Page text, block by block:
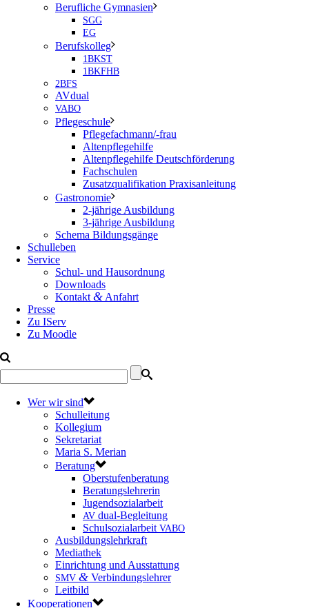
Berufliche Gymnasien
SGG
EG
Berufskolleg
1BKST
1BKFHB
2BFS
AVdual
VABO
Pflegeschule
Pflegefachmann/-frau
Altenpflegehilfe
Altenpflegehilfe Deutschförderung
Fachschulen
Zusatzqualifikation Praxisanleitung
Gastronomie
2-jährige Ausbildung
3-jährige Ausbildung
Schema Bildungsgänge
Schulleben
Service
Schul- und Hausordnung
Downloads
Kontakt & Anfahrt
Presse
Zu IServ
Zu Moodle
Wer wir sind
Schulleitung
Kollegium
Sekretariat
Maria S. Merian
Beratung
Oberstufenberatung
Beratungslehrerin
Jugendsozialarbeit
AV dual-Begleitung
Schulsozialarbeit VABO
Ausbildungslehrkraft
Mediathek
Einrichtung und Ausstattung
SMV & Verbindungslehrer
Leitbild
Kooperationen